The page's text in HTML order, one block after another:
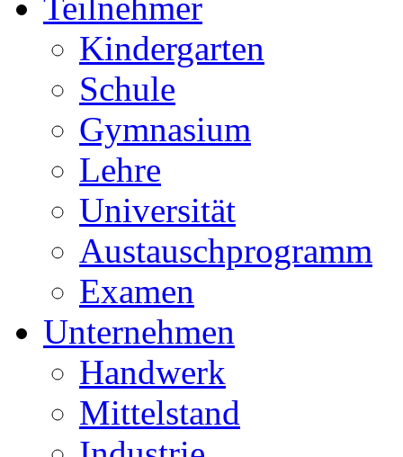
Teilnehmer
Kindergarten
Schule
Gymnasium
Lehre
Universität
Austauschprogramm
Examen
Unternehmen
Handwerk
Mittelstand